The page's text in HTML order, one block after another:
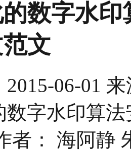
数字水
文
2015-06-01 来
数字水印算
者： 海阿静